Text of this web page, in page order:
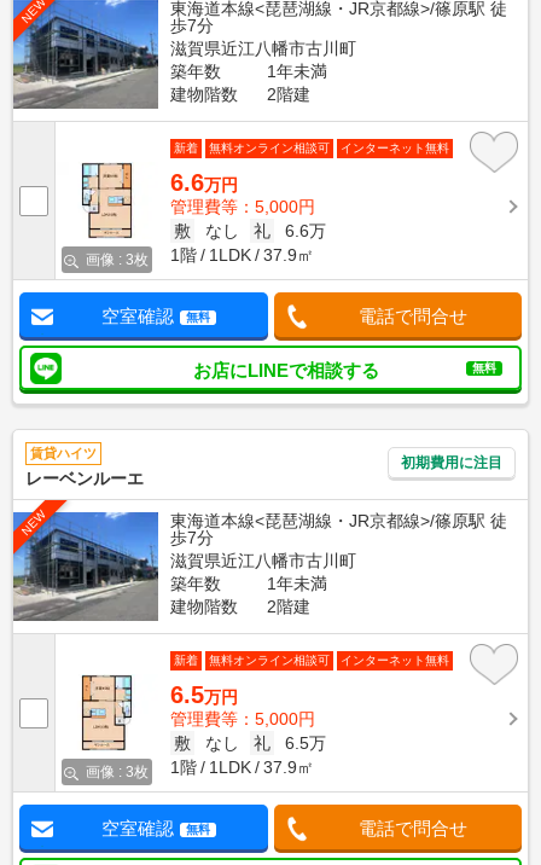
NEW
東海道本線<琵琶湖線・JR京都線>/篠原駅 徒
歩7分
滋賀県近江八幡市古川町
築年数
1年未満
建物階数
2階建
画像 : 3枚
新着 無料オンライン相談可 インターネット無料
6.6万円
管理費等：5,000円
敷
なし 礼
6.6万
1階
1LDK 37.9㎡
空室確認 無料 電話で問合せ
お店にLINEで相談する 無料
賃貸ハイツ
レーベンルーエ
初期費用に注目
NEW
東海道本線<琵琶湖線・JR京都線>/篠原駅 徒
歩7分
滋賀県近江八幡市古川町
築年数
1年未満
建物階数
2階建
画像 : 3枚
新着 無料オンライン相談可 インターネット無料
6.5万円
管理費等：5,000円
敷
なし 礼
6.5万
1階
1LDK 37.9㎡
空室確認 無料 電話で問合せ